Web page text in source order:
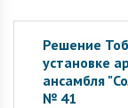
Решение
установке
ансамбля
№ 41